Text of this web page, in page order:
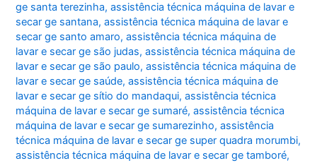
ge santa terezinha,assistência técnica máquina de lavar e
secar ge santana,assistência técnica máquina de lavar e
secar ge santo amaro,assistência técnica máquina de
lavar e secar ge são judas,assistência técnica máquina de
lavar e secar ge são paulo,assistência técnica máquina de
lavar e secar ge saúde,assistência técnica máquina de
lavar e secar ge sítio do mandaqui,assistência técnica
máquina de lavar e secar ge sumaré,assistência técnica
máquina de lavar e secar ge sumarezinho,assistência
técnica máquina de lavar e secar ge super quadra morumbi,
assistência técnica máquina de lavar e secar ge tamboré,